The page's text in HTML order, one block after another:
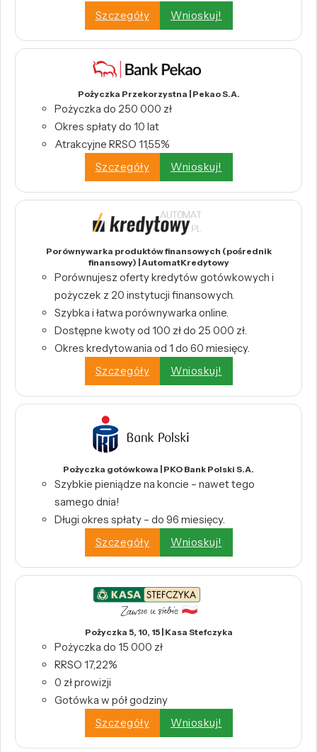
Szczegóły
Wnioskuj!
Pożyczka Przekorzystna | Pekao S.A.
Pożyczka do 250 000 zł
Okres spłaty do 10 lat
Atrakcyjne RRSO 11,55%
Szczegóły
Wnioskuj!
Porównywarka produktów finansowych (pośrednik
finansowy) | AutomatKredytowy
Porównujesz oferty kredytów gotówkowych i
pożyczek z 20 instytucji finansowych.
Szybka i łatwa porównywarka online.
Dostępne kwoty od 100 zł do 25 000 zł.
Okres kredytowania od 1 do 60 miesięcy.
Szczegóły
Wnioskuj!
Pożyczka gotówkowa | PKO Bank Polski S.A.
Szybkie pieniądze na koncie – nawet tego
samego dnia!
Długi okres spłaty – do 96 miesięcy.
Szczegóły
Wnioskuj!
Pożyczka 5, 10, 15 | Kasa Stefczyka
Pożyczka do 15 000 zł
RRSO 17,22%
0 zł prowizji
Gotówka w pół godziny
Szczegóły
Wnioskuj!